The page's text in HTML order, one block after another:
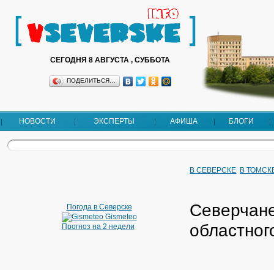
СЕГОДНЯ 8 АВГУСТА , СУББОТА
ПОДЕЛИТЬСЯ…
НОВОСТИ ЭКСПЕРТЫ АФИША БЛОГИ
Погода в Северске
Gismeteo
Прогноз на 2 недели
В СЕВЕРСКЕ В